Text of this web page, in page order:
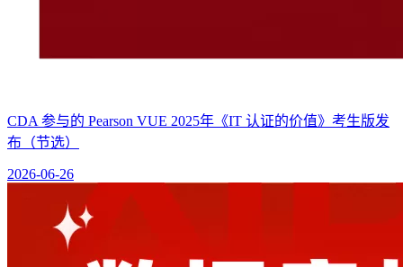
CDA 参与的 Pearson VUE 2025年《IT 认证的价值》考生版发
布（节选）
2026-06-26